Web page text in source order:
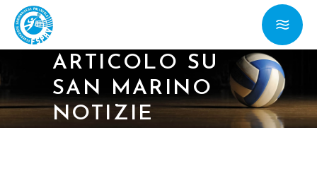
ARTICOLO SU
SAN MARINO
NOTIZIE